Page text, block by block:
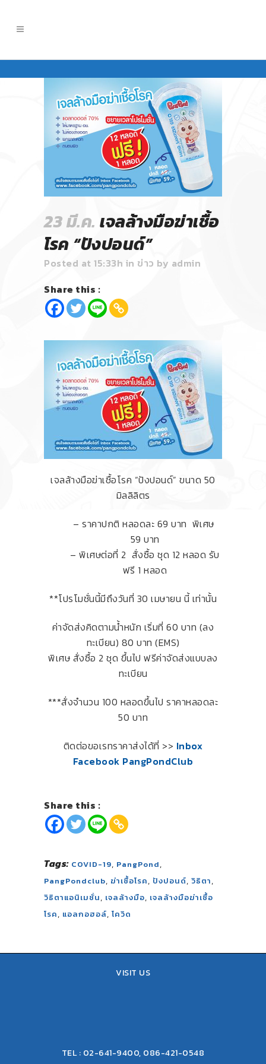
23 มี.ค. เจลล้างมือฆ่าเชื้อ
โรค “ปังปอนด์”
Posted at 15:33h in ข่าว by admin
Share this :
เจลล้างมือฆ่าเชื้อโรค “ปังปอนด์” ขนาด 50
มิลลิลิตร
– ราคาปกติ หลอดละ 69 บาท พิเศษ
59 บาท
– พิเศษต่อที่ 2 สั่งซื้อ ชุด 12 หลอด รับ
ฟรี 1 หลอด
**โปรโมชั่นนี้มีถึงวันที่ 30 เมษายน นี้ เท่านั้น
ค่าจัดส่งคิดตามน้ำหนัก เริ่มที่ 60 บาท (ลง
ทะเบียน) 80 บาท (EMS)
พิเศษ สั่งซื้อ 2 ชุด ขึ้นไป ฟรีค่าจัดส่งแบบลง
ทะเบียน
***สั่งจำนวน 100 หลอดขึ้นไป ราคาหลอดละ
50 บาท
ติดต่อขอเรทราคาส่งได้ที่ >> Inbox
Facebook PangPondClub
Share this :
Tags: COVID-19, PangPond,
PangPondclub, ฆ่าเชื้อโรค, ปังปอนด์, วิธิตา,
วิธิตาแอนิเมชั่น, เจลล้างมือ, เจลล้างมือฆ่าเชื้อ
โรค, แอลกอฮอล์, โควิด
VISIT US
TEL : 02-641-9400, 086-421-0548